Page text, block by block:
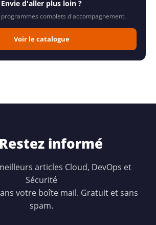
Envie d'aller plus loin ?
complets d'accompagnement.
Voir le catalogue
Restez informé
articles Cloud, DevOps et
Sécurité
votre boîte mail. Gratuit et sans
spam.